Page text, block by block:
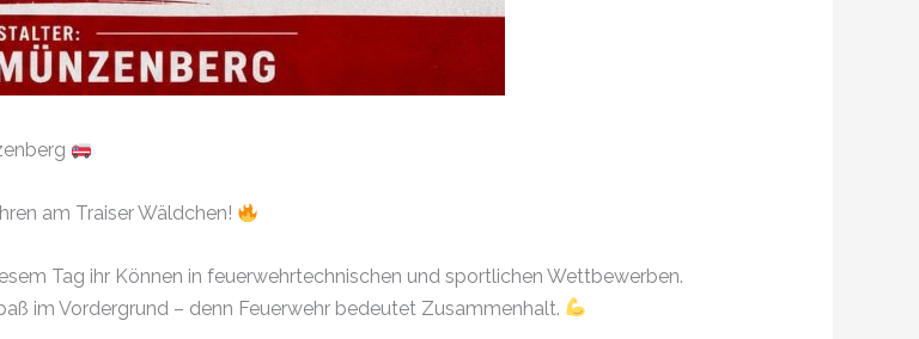
am Traiser Wäldchen!
Tag ihr Können in feuerwehrtechnischen und sportlichen Wettbewerben.
im Vordergrund – denn Feuerwehr bedeutet Zusammenhalt.